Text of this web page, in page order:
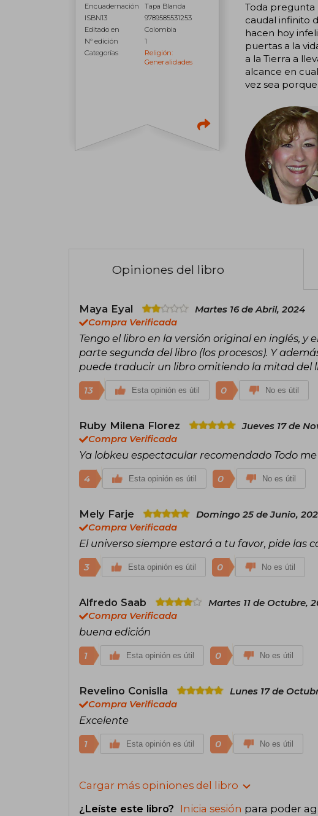
Encuadernación
Tapa Blanda
ISBN13
9789585531253
Editado en
Colombia
N° edición
1
Categorías
Religión:
Generalidades
Toda pregunta
caudal infinito
hacen hoy
puertas a la
a la Tierra a
alcance en
vez sea
Opiniones del libro
Maya Eyal
Martes 16 de Abril, 2024
Compra Verificada
Tengo el libro en la versión original en inglés,
parte segunda del libro (los procesos). Y
puede traducir un libro omitiendo la mitad del
13 Esta opinión es útil 0 No es útil
Ruby Milena Florez
Jueves 17 de
Compra Verificada
Ya lobkeu espectacular recomendado Todo
4 Esta opinión es útil 0 No es útil
Mely Farje
Domingo 25 de Junio,
Compra Verificada
El universo siempre estará a tu favor, pide las
3 Esta opinión es útil 0 No es útil
Alfredo Saab
Martes 11 de Octubre,
Compra Verificada
buena edición
1 Esta opinión es útil 0 No es útil
Revelino Conislla
Lunes 17 de
Compra Verificada
Excelente
1 Esta opinión es útil 0 No es útil
Cargar más opiniones del libro
¿Leíste este libro? Inicia sesión para poder